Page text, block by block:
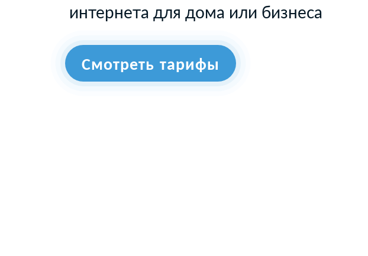
интернета для дома или бизнеса
Смотреть тарифы